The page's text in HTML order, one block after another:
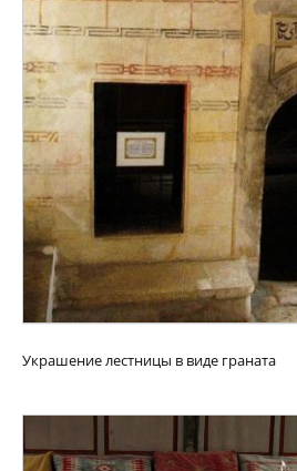
Украшение лестницы в виде граната